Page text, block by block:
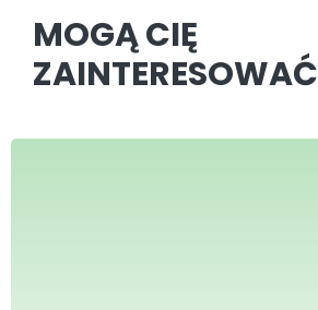
MOGĄ CIĘ
ZAINTERESOWAĆ